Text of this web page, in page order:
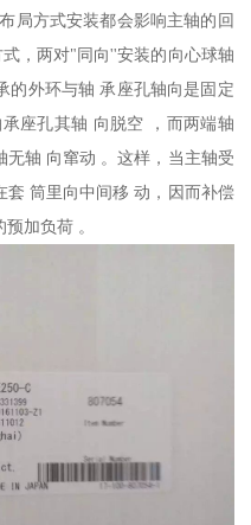
局方式安装都会影响主轴的回
，两对"同向''安装的向心球轴
的外环与轴 承座孔轴向是固定
座孔其轴 向脱空 ，而两端轴
无轴 向窜动 。这样，当主轴受
套 筒里向中间移 动，因而补偿
加负荷 。